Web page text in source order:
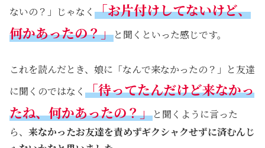
ないの？」じゃなく 「お片付けしてないけど、
何かあったの？」と聞くといった感じです。
これを読んだとき、娘に「なんで来なかったの？」と友達
に聞くのではなく 「待ってたんだけど来なかっ
たね、何かあったの？」と聞くように言った
ら、 来なかったお友達を責めずギクシャクせずに済むんじ